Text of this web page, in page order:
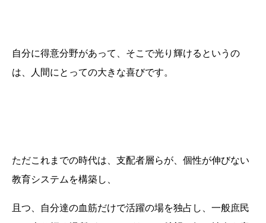
自分に得意分野があって、そこで光り輝けるというの
は、人間にとっての大きな喜びです。
ただこれまでの時代は、支配者層らが、個性が伸びない
教育システムを構築し、
且つ、自分達の血筋だけで活躍の場を独占し、一般庶民